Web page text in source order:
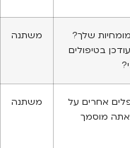
שלך?
בטיפולים
משתנה
אחרים על
אתה מוסמך
משתנה